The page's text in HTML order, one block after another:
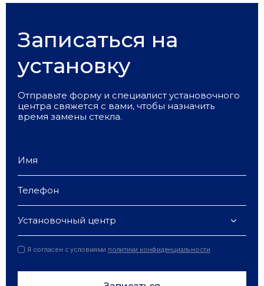
Записаться на
установку
Отправьте форму и специалист установочного
центра свяжется с вами, чтобы назначить
время замены стекла.
Установочный центр
Я согласен с условиями политики конфиденциальности